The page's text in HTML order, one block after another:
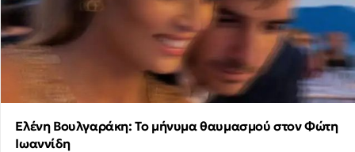
Ελένη Βουλγαράκη: Το μήνυμα θαυμασμού στον Φώτη
Ιωαννίδη